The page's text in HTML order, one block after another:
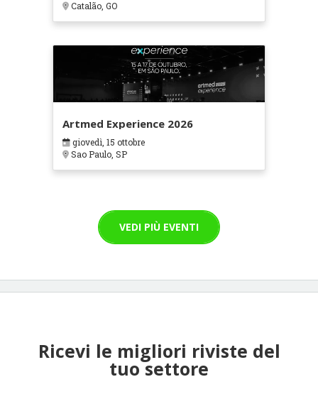
Catalão, GO
Artmed Experience 2026
giovedì, 15 ottobre
Sao Paulo, SP
VEDI PIÙ EVENTI
Ricevi le migliori riviste del
tuo settore